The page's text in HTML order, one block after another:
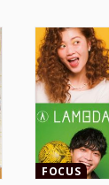
FOCUS